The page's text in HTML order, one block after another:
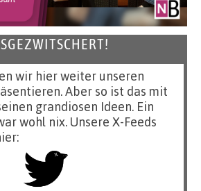
wir hier weiter unseren
Aber so ist das mit
grandiosen Ideen. Ein
wohl nix. Unsere X-Feeds